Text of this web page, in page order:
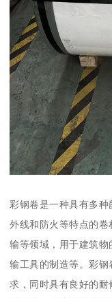
彩钢卷是一种具有多
外线和防火等特点的
输等领域，用于建筑
输工具的制造等。彩
求，同时具有良好的